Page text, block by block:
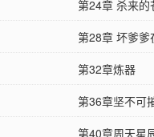
第24章 杀来的
第28章 坏爹爹
第32章炼器
第36章坚不可
第40章周天星